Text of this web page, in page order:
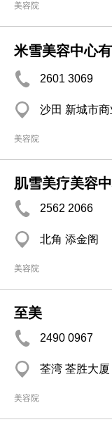
美容院
米雪美容中心
2601 3069
沙田 新城市
美容院
肌雪美疗美容
2562 2066
北角 添金阁
美容院
至美
2490 0967
荃湾 荃胜大厦
美容院